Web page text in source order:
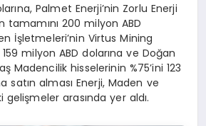
Palmet Enerji’nin Zorlu Enerji
tamamını 200 milyon ABD
İşletmeleri’nin Virtus Mining
milyon ABD dolarına ve Doğan
Madencilik hisselerinin %75’ini 123
satın alması Enerji, Maden ve
arasında yer aldı.